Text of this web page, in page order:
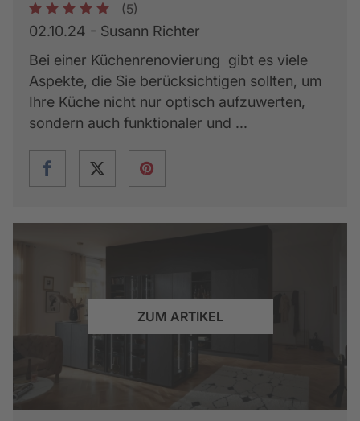
1 2 3 4 5 (5)
02.10.24 - Susann Richter
Bei einer Küchenrenovierung gibt es viele
Aspekte, die Sie berücksichtigen sollten, um
Ihre Küche nicht nur optisch aufzuwerten,
sondern auch funktionaler und ...
ZUM ARTIKEL